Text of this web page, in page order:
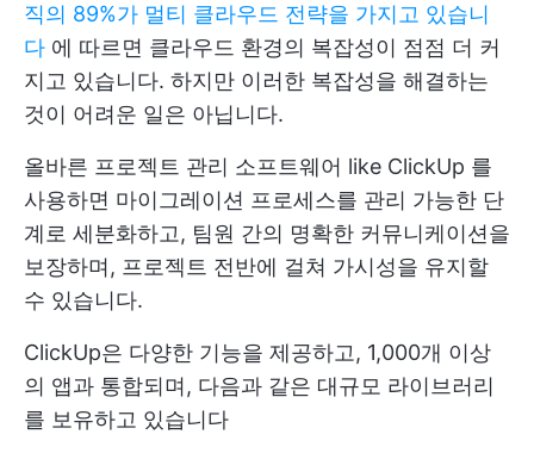
직의 89%가 멀티 클라우드 전략을 가지고 있습니
다 에 따르면 클라우드 환경의 복잡성이 점점 더 커
지고 있습니다. 하지만 이러한 복잡성을 해결하는
것이 어려운 일은 아닙니다.
올바른 프로젝트 관리 소프트웨어 like ClickUp 를
사용하면 마이그레이션 프로세스를 관리 가능한 단
계로 세분화하고, 팀원 간의 명확한 커뮤니케이션을
보장하며, 프로젝트 전반에 걸쳐 가시성을 유지할
수 있습니다.
ClickUp은 다양한 기능을 제공하고, 1,000개 이상
의 앱과 통합되며, 다음과 같은 대규모 라이브러리
를 보유하고 있습니다